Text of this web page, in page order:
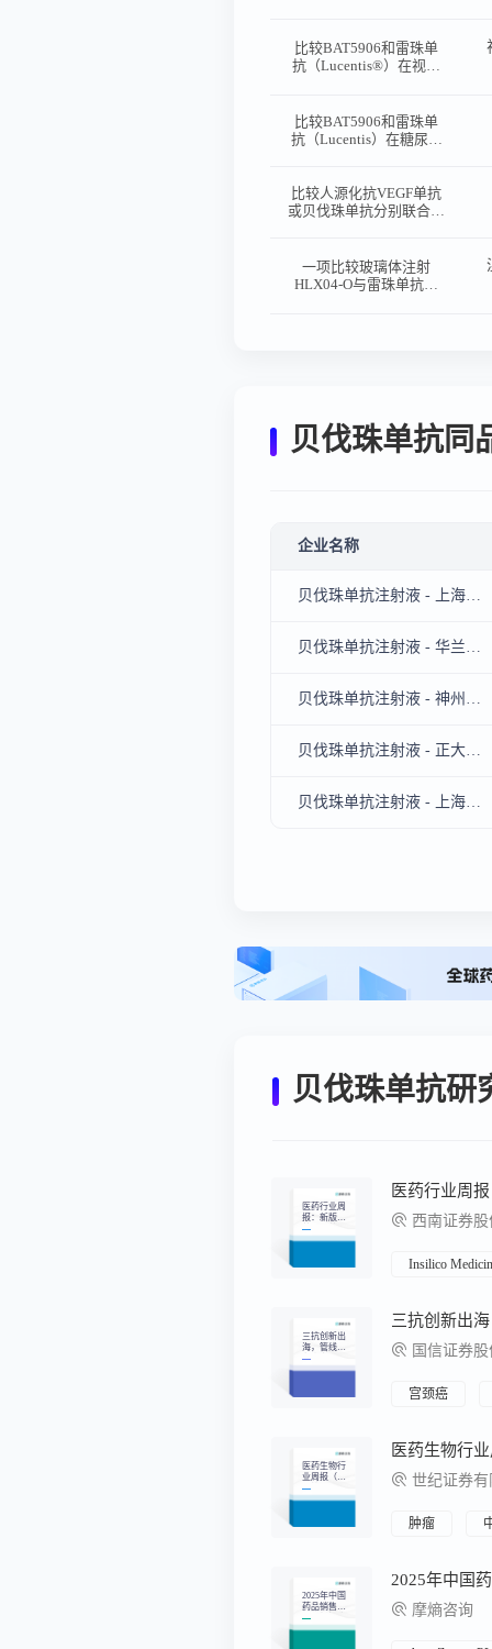
中有效性和安全性的多中
心、随机、II/III期临床研
比较BAT5906和雷珠单
抗（Lucentis®）在视网
中有效性和安全性的多中
心、随机、II/III期临床研
比较BAT5906和雷珠单
抗（Lucentis）在糖尿病
中心、随机、双盲的III期
临床研究
比较人源化抗VEGF单抗
或贝伐珠单抗分别联合奥
效性、安全性及免疫原性
的随机、双盲、平行对照
一项比较玻璃体注射
HLX04-O与雷珠单抗在
贝伐珠单抗同
企业名称
贝伐珠单抗注射液 - 上海生物制品研究所有限责任公司
贝伐珠单抗注射液 - 华兰安康生物股份有限公司
贝伐珠单抗注射液 - 神州细胞工程有限公司
贝伐珠单抗注射液 - 正大天晴药业集团南京顺欣制药有限公司
贝伐珠单抗注射液 - 上海复宏汉霖生物制药有限公司
贝伐珠单抗研
医药行业周
报：新版基
药目录落
地，医药板
西南证券
Insilico
三抗创新出
海，管线储
备丰富
三抗创新出
国信证券
宫颈癌
医药生物行
业周报（6
月第1
周）：康方
世纪证券
肿瘤
2025年中国
药品销售市
场分析报告
2025年中国
摩熵咨询